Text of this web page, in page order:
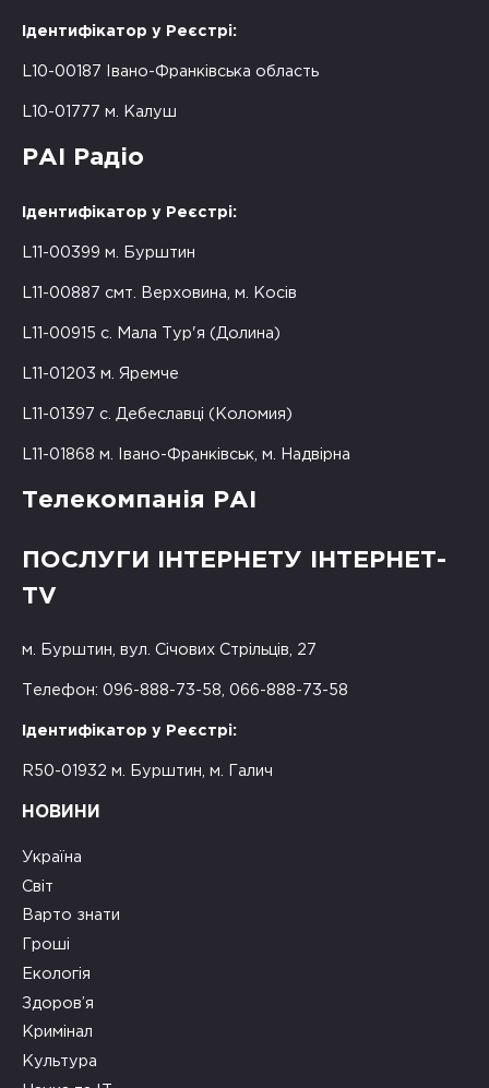
Ідентифікатор у Реєстрі:
L10-00187 Івано-Франківська область
L10-01777 м. Калуш
РАІ Радіо
Ідентифікатор у Реєстрі:
L11-00399 м. Бурштин
L11-00887 смт. Верховина, м. Косів
L11-00915 с. Мала Тур'я (Долина)
L11-01203 м. Яремче
L11-01397 с. Дебеславці (Коломия)
L11-01868 м. Івано-Франківськ, м. Надвірна
Телекомпанія РАІ
ПОСЛУГИ ІНТЕРНЕТУ ІНТЕРНЕТ-
TV
м. Бурштин, вул. Січових Стрільців, 27
Телефон: 096-888-73-58, 066-888-73-58
Ідентифікатор у Реєстрі:
R50-01932 м. Бурштин, м. Галич
НОВИНИ
Україна
Світ
Варто знати
Гроші
Екологія
Здоров’я
Кримінал
Культура